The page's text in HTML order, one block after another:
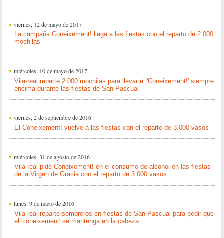
viernes, 12 de mayo de 2017
La campaña Coneixement! llega a las fiestas con el reparto de 2.000
mochilas
miércoles, 10 de mayo de 2017
Vila-real reparte 2.000 mochilas para llevar el 'Coneixement!' siempre
encima durante las fiestas de San Pascual
viernes, 2 de septiembre de 2016
El Coneixement! vuelve a las fiestas con el reparto de 3.000 vasos
miércoles, 31 de agosto de 2016
Vila-real pide Coneixement! en el consumo de alcohol en las fiestas
de la Virgen de Gracia con el reparto de 3.000 vasos
lunes, 9 de mayo de 2016
Vila-real reparte sombreros en fiestas de San Pascual para pedir que
el 'coneixement' se mantenga en la cabeza